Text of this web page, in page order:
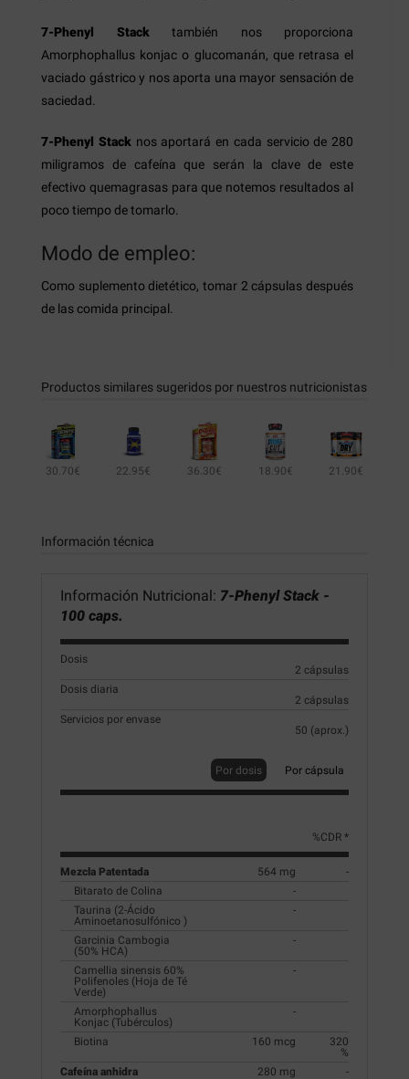
7-Phenyl Stack también nos proporciona
Amorphophallus konjac o glucomanán, que retrasa el
vaciado gástrico y nos aporta una mayor sensación de
saciedad.
7-Phenyl Stack nos aportará en cada servicio de 280
miligramos de cafeína que serán la clave de este
efectivo quemagrasas para que notemos resultados al
poco tiempo de tomarlo.
Modo de empleo:
Como suplemento dietético, tomar 2 cápsulas después
de las comida principal.
Productos similares sugeridos por nuestros nutricionistas
30.70€ 22.95€ 36.30€ 18.90€ 21.90€
Información técnica
Información Nutricional: 7-Phenyl Stack -
100 caps.
Dosis
2 cápsulas
Dosis diaria
2 cápsulas
Servicios por envase
50 (aprox.)
Por dosis Por cápsula
%CDR *
Mezcla Patentada 564 mg
-
Bitarato de Colina
-
Taurina (2-Ácido
Aminoetanosulfónico )
-
Garcinia Cambogia
(50% HCA)
-
Camellia sinensis 60%
Polifenoles (Hoja de Té
Verde)
-
Amorphophallus
Konjac (Tubérculos)
-
Biotina 160 mcg
320
%
Cafeína anhidra
280 mg -